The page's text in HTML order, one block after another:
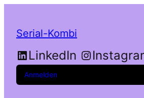
Serial-Kombi
LinkedIn
Anmelden